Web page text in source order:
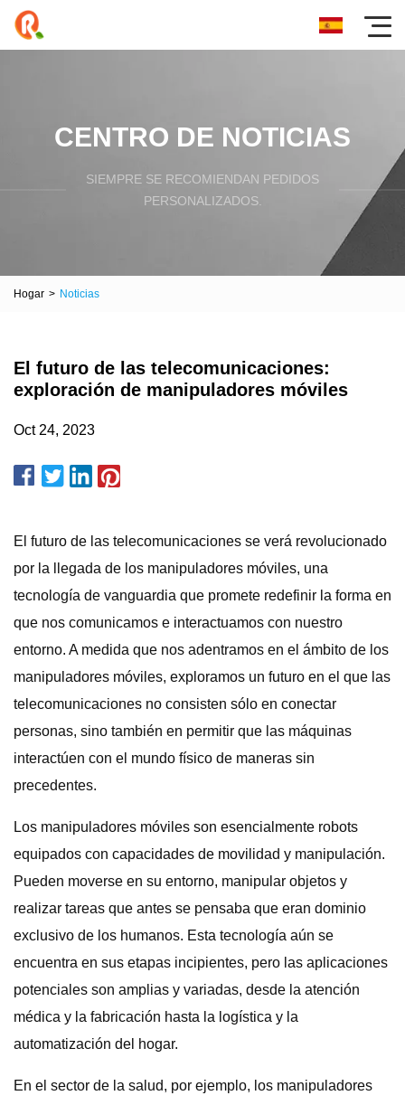
CENTRO DE NOTICIAS
SIEMPRE SE RECOMIENDAN PEDIDOS
PERSONALIZADOS.
Hogar > Noticias
El futuro de las telecomunicaciones:
exploración de manipuladores móviles
Oct 24, 2023
El futuro de las telecomunicaciones se verá revolucionado
por la llegada de los manipuladores móviles, una
tecnología de vanguardia que promete redefinir la forma en
que nos comunicamos e interactuamos con nuestro
entorno. A medida que nos adentramos en el ámbito de los
manipuladores móviles, exploramos un futuro en el que las
telecomunicaciones no consisten sólo en conectar
personas, sino también en permitir que las máquinas
interactúen con el mundo físico de maneras sin
precedentes.
Los manipuladores móviles son esencialmente robots
equipados con capacidades de movilidad y manipulación.
Pueden moverse en su entorno, manipular objetos y
realizar tareas que antes se pensaba que eran dominio
exclusivo de los humanos. Esta tecnología aún se
encuentra en sus etapas incipientes, pero las aplicaciones
potenciales son amplias y variadas, desde la atención
médica y la fabricación hasta la logística y la
automatización del hogar.
En el sector de la salud, por ejemplo, los manipuladores